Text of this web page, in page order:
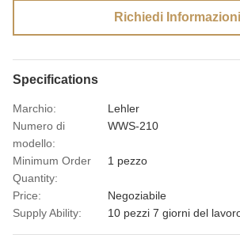
Richiedi Informazioni
Specifications
Marchio:
Lehler
Numero di
modello:
WWS-210
Minimum Order
Quantity:
1 pezzo
Price:
Negoziabile
Supply Ability:
10 pezzi 7 giorni del